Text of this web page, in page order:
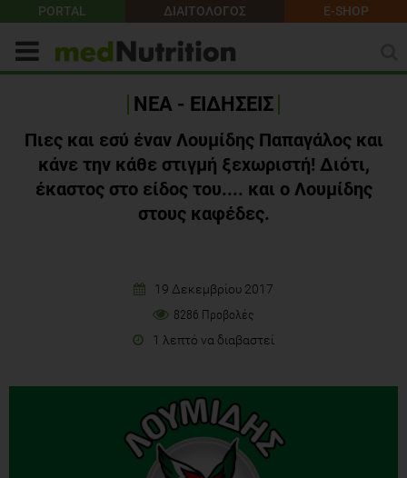
PORTAL ΔΙΑΙΤΟΛΟΓΟΣ E-SHOP
ΝΕΑ - ΕΙΔΗΣΕΙΣ
Πιες και εσύ έναν Λουμίδης Παπαγάλος και
κάνε την κάθε στιγμή ξεχωριστή! Διότι,
έκαστος στο είδος του.... και ο Λουμίδης
στους καφέδες.
19 Δεκεμβρίου 2017
8286 Προβολές
1 λεπτό να διαβαστεί